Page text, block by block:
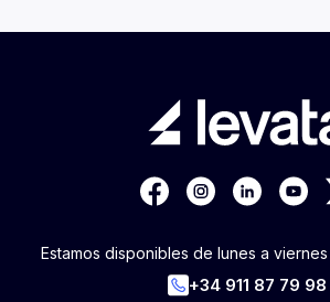
Estamos disponibles de lunes a viernes
+34 911 87 79 98